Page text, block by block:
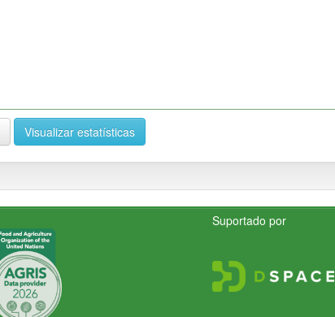
Visualizar estatísticas
Suportado por